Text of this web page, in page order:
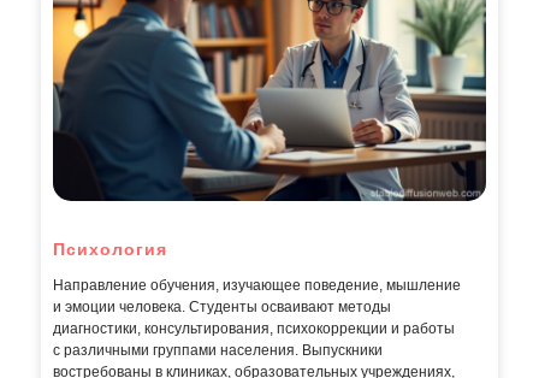
Психология
Направление обучения, изучающее поведение, мышление
и эмоции человека. Студенты осваивают методы
диагностики, консультирования, психокоррекции и работы
с различными группами населения. Выпускники
востребованы в клиниках, образовательных учреждениях,